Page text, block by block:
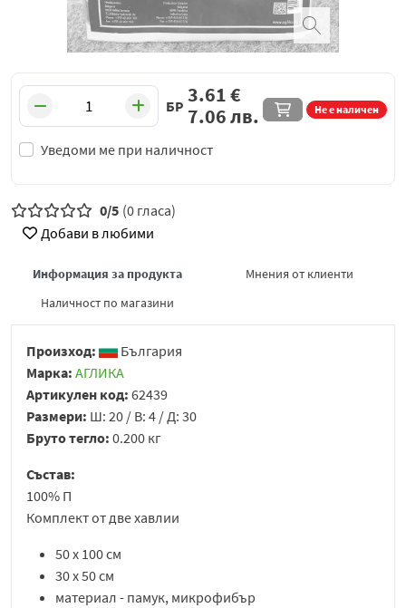
БР Не е наличен
Уведоми ме при наличност
3.61€
7.06лв.
0/5 (0 гласа)
Добави в любими
Информация за продукта
Мнения от клиенти
Наличност по магазини
Произход:
България
Марка: АГЛИКА
Артикулен код: 62439
Размери: Ш: 20 / В: 4 / Д: 30
Бруто тегло: 0.200 кг
Състав:
100% П
Комплект от две хавлии
50 х 100 см
30 х 50 см
материал - памук, микрофибър